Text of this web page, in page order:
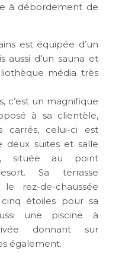
à débordement de
est équipée d’un
aussi d’un sauna et
média très
c’est un magnifique
à sa clientèle,
carrés, celui-ci est
deux suites et salle
située au point
Sa terrasse
rez-de-chaussée
étoiles pour sa
une piscine à
donnant sur
également.